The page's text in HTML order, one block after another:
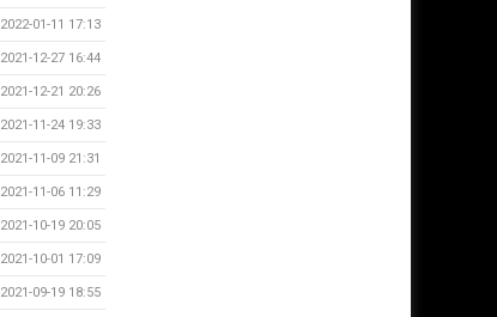
2022-01-11 17:13
2021-12-27 16:44
2021-12-21 20:26
2021-11-24 19:33
2021-11-09 21:31
2021-11-06 11:29
2021-10-19 20:05
2021-10-01 17:09
2021-09-19 18:55